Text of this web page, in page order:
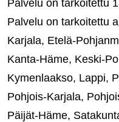
Palvelu on tarkoitettu
Palvelu on tarkoitettu
Karjala, Etelä-
Kanta-Häme, Keski-
Kymenlaakso, Lappi,
Pohjois-Karjala,
Päijät-Häme,